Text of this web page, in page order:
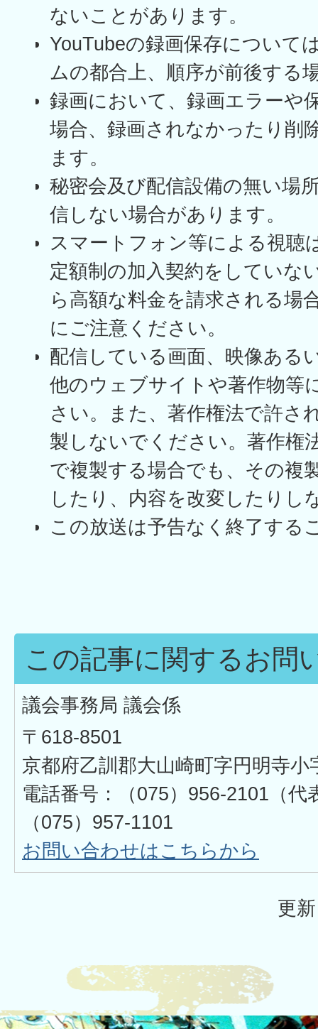
ないことがあります。
YouTubeの録画保存について
ムの都合上、順序が前後する
録画において、録画エラーや
場合、録画されなかったり削
ます。
秘密会及び配信設備の無い場
信しない場合があります。
スマートフォン等による視聴
定額制の加入契約をしていな
ら高額な料金を請求される場
にご注意ください。
配信している画面、映像ある
他のウェブサイトや著作物等
さい。また、著作権法で許さ
製しないでください。著作権
で複製する場合でも、その複
したり、内容を改変したりし
この放送は予告なく終了する
この記事に関するお問
議会事務局 議会係
〒618-8501
京都府乙訓郡大山崎町字円明寺小
電話番号：（075）956-2101（
（075）957-1101
お問い合わせはこちらから
更